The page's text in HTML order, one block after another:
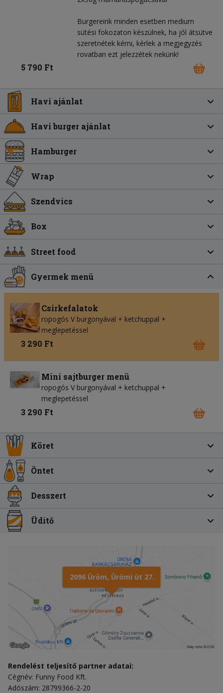
Burgereink minden esetben medium
sütési fokozaton készülnek, ha jól átsütve
szeretnétek kérni, kérlek a megjegyzés
rovatban ezt jelezzétek nekünk!
5 790 Ft
Havi ajánlat
Havi burger ajánlat
Hamburger
Wrap
Szendvics
Box
Street food
Gyermek menü
Csirkefalatok
ropogós V burgonyával + ketchuppal +
meglepetéssel
3 290 Ft
Mini sajtburger menü
ropogós V burgonyával + ketchuppal +
meglepetéssel
3 290 Ft
Köret
Öntet
Desszert
Üdítő
2096 Üröm, Ürömi út 27.
Rendelést teljesítő partner adatai:
Cégnév: Funny Food Kft.
Adószám: 28799366-2-20